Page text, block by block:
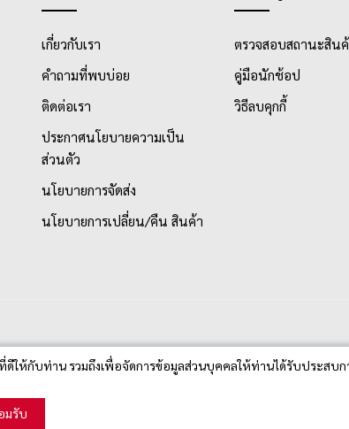
ให้กับท่าน รวมถึงเพื่อจัดการข้อมูลส่วนบุคคลให้ท่านได้รับประสบก
มรับ
เกี่ยวกับเรา
คำถามที่พบบ่อย
ติดต่อเรา
ประกาศนโยบายความเป็น
ส่วนตัว
นโยบายการจัดส่ง
นโยบายการเปลี่ยน/คืน สินค้า
ตรวจสอบสถานะสิน
คู่มือนักช้อป
วิธีลบคุกกี้